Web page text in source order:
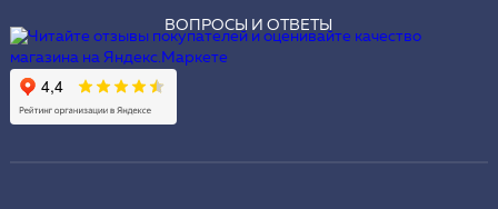
ВОПРОСЫ И ОТВЕТЫ